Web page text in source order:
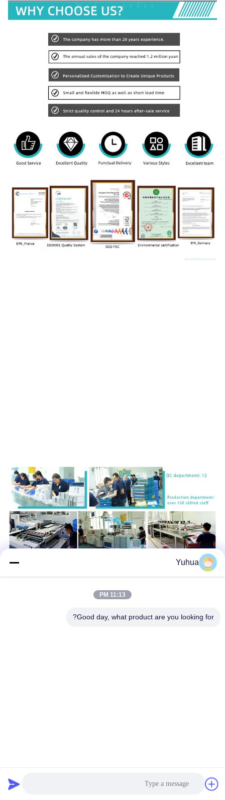
Yuhua
11:13 PM
Good day, what product are you looking for?